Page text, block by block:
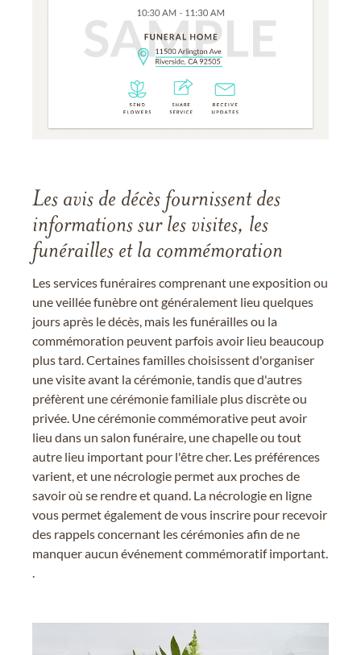
Les avis de décès fournissent des
informations sur les visites, les
funérailles et la commémoration
Les services funéraires comprenant une exposition ou
une veillée funèbre ont généralement lieu quelques
jours après le décès, mais les funérailles ou la
commémoration peuvent parfois avoir lieu beaucoup
plus tard. Certaines familles choisissent d'organiser
une visite avant la cérémonie, tandis que d'autres
préfèrent une cérémonie familiale plus discrète ou
privée. Une cérémonie commémorative peut avoir
lieu dans un salon funéraire, une chapelle ou tout
autre lieu important pour l'être cher. Les préférences
varient, et une nécrologie permet aux proches de
savoir où se rendre et quand. La nécrologie en ligne
vous permet également de vous inscrire pour recevoir
des rappels concernant les cérémonies afin de ne
manquer aucun événement commémoratif important.